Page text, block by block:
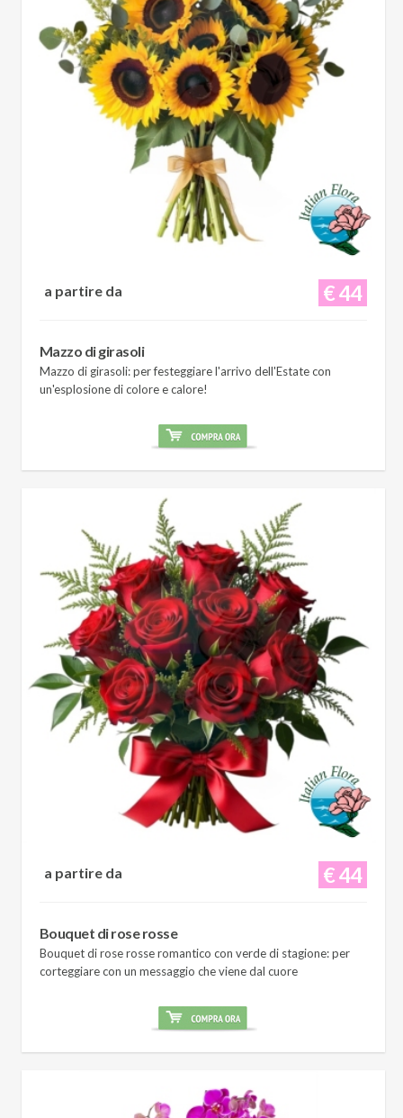
€ 44
a partire da
Mazzo di girasoli
Mazzo di girasoli: per festeggiare l'arrivo dell'Estate con
un'esplosione di colore e calore!
€ 44
a partire da
Bouquet di rose rosse
Bouquet di rose rosse romantico con verde di stagione: per
corteggiare con un messaggio che viene dal cuore